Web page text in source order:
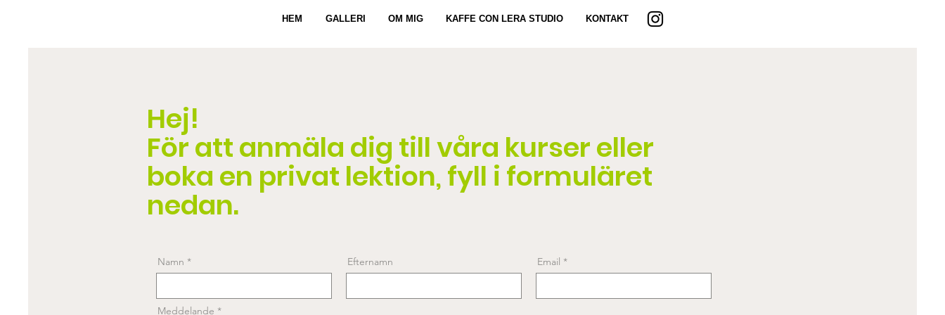
HEM GALLERI OM MIG KAFFE CON LERA STUDIO KONTAKT
Hej!
För att anmäla dig till våra kurser eller
boka en privat lektion, fyll i formuläret
nedan.
Namn Efternamn Email
Meddelande